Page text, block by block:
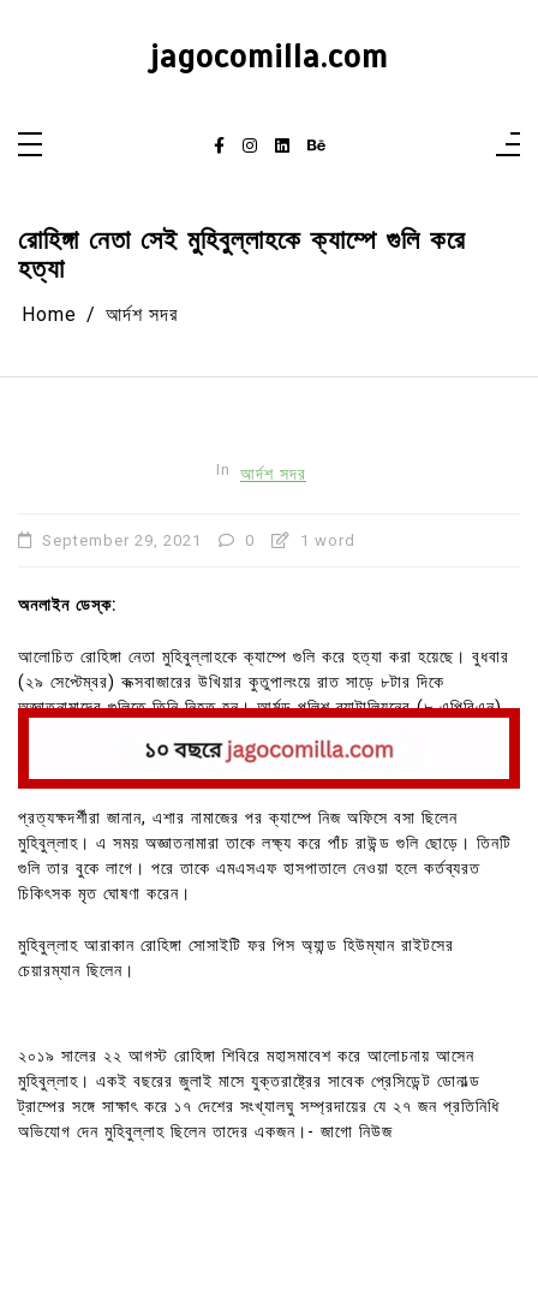
jagocomilla.com
রোহিঙ্গা নেতা সেই মুহিবুল্লাহকে ক্যাম্পে গুলি করে
হত্যা
Home আর্দশ সদর
In আর্দশ সদর
September 29, 2021 0 1 word
অনলাইন ডেস্ক:
আলোচিত রোহিঙ্গা নেতা মুহিবুল্লাহকে ক্যাম্পে গুলি করে হত্যা করা হয়েছে। বুধবার
(২৯ সেপ্টেম্বর) কক্সবাজারের উখিয়ার কুতুপালংয়ে রাত সাড়ে ৮টার দিকে
অজ্ঞাতনামাদের গুলিতে তিনি নিহত হন। আর্মড পুলিশ ব্যাটালিয়নের (৮ এপিবিএন)
প্রত্যক্ষদর্শীরা জানান, এশার নামাজের পর ক্যাম্পে নিজ অফিসে বসা ছিলেন
মুহিবুল্লাহ। এ সময় অজ্ঞাতনামারা তাকে লক্ষ্য করে পাঁচ রাউন্ড গুলি ছোড়ে। তিনটি
গুলি তার বুকে লাগে। পরে তাকে এমএসএফ হাসপাতালে নেওয়া হলে কর্তব্যরত
চিকিৎসক মৃত ঘোষণা করেন।
মুহিবুল্লাহ আরাকান রোহিঙ্গা সোসাইটি ফর পিস অ্যান্ড হিউম্যান রাইটসের
চেয়ারম্যান ছিলেন।
২০১৯ সালের ২২ আগস্ট রোহিঙ্গা শিবিরে মহাসমাবেশ করে আলোচনায় আসেন
মুহিবুল্লাহ। একই বছরের জুলাই মাসে যুক্তরাষ্ট্রের সাবেক প্রেসিডেন্ট ডোনাল্ড
ট্রাম্পের সঙ্গে সাক্ষাৎ করে ১৭ দেশের সংখ্যালঘু সম্প্রদায়ের যে ২৭ জন প্রতিনিধি
অভিযোগ দেন মুহিবুল্লাহ ছিলেন তাদের একজন।- জাগো নিউজ